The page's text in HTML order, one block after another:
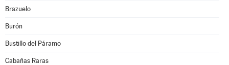
Brazuelo
Burón
Bustillo del Páramo
Cabañas Raras